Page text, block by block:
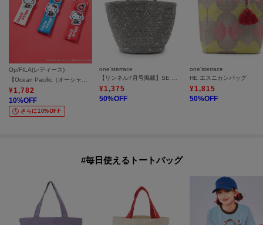
Op/FILA(レディース)
¥1,782
10%OFF
さらに10%OFF
one'sterrace
¥1,375
50%OFF
one'sterrace
HE エスニカンバッグ
¥1,815
50%OFF
#毎日使えるトートバッグ